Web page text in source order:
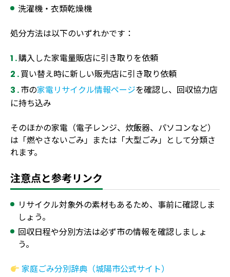
洗濯機・衣類乾燥機
処分方法は以下のいずれかです：
購入した家電量販店に引き取りを依頼
買い替え時に新しい販売店に引き取り依頼
市の家電リサイクル情報ページを確認し、回収協力店
に持ち込み
そのほかの家電（電子レンジ、炊飯器、パソコンなど）
は「燃やさないごみ」または「大型ごみ」として分類さ
れます。
注意点と参考リンク
リサイクル対象外の素材もあるため、事前に確認しま
しょう。
回収日程や分別方法は必ず市の情報を確認しましょ
う。
家庭ごみ分別辞典（城陽市公式サイト）